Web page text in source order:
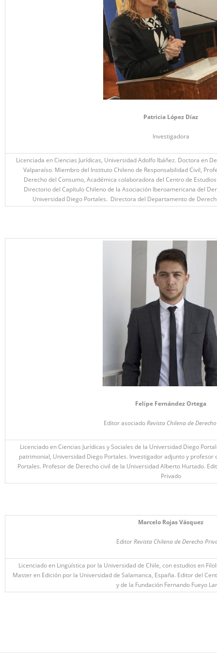
Patricia López Díaz
Investigadora
Licenciada en Ciencias Jurídicas, Universidad Adolfo Ibáñez. Doctora en
Valparaíso. Miembro del Instituto Chileno de Responsabilidad Civil,
Derecho del Consumo, Académica colaboradora del Centro de
Directorio del Capítulo Chileno de la Asociación Iberoamericana del
Universidad Diego Portales. Directora del Departamento de
Felipe Fernández Ortega
Editor asociadoRevista Chilena de
Licenciado en Ciencias Jurídicas y Sociales de la Universidad Diego
patrimonial, Universidad Diego Portales. Investigador adjunto y profesor
Portales. Profesor de Derecho civil de la Universidad Alberto Hurtado.
Privado
Marcelo Rojas Vásquez
EditorRevista Chilena de Derecho
Licenciado en Lingüística por la Universidad de Chile, con estudios en
Master en Edición por la Universidad de Salamanca, España. Editor del
y de la Fundación Fernando Fueyo